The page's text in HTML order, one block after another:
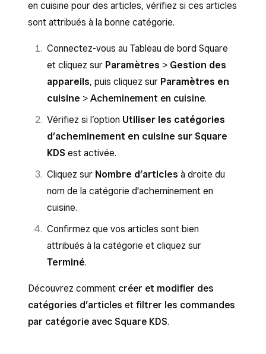
commandes en ligne, en borne de
commande et en traitement différé
est activée.
Assurez-vous que l’option Afficher les
commandes du système de point de
venteest activée.
SélectionnezModifierà côté de Reçoit
des commandes de.
Activez les points de vente qui envoient
des commandes à ce système d’affichage
en cuisine.
Cliquez sur
commandes en ligne, en borne de
est activée.
Assurez-vous que l’option Afficher les
commandes du système de point de
venteest activée.
Touchez Modifierà côté de Reçoit des
commandes de.
des commandes à ce système d’affichage
en cuisine.
en cuisine pour des articles, vérifiez si ces articles
sont attribués à la bonne catégorie.
Connectez-vous au Tableau de bord Square
et cliquez sur Paramètres > Gestion des
appareils, puis cliquez sur Paramètres en
cuisine > Acheminement en cuisine.
Vérifiez si l’option Utiliser les catégories
d’acheminement en cuisine sur Square
KDS est activée.
Cliquez sur Nombre d’articles à droite du
nom de la catégorie d'acheminement en
cuisine.
Confirmez que vos articles sont bien
attribués à la catégorie et cliquez sur
Terminé.
Découvrez comment créer et modifier des
catégories d’articles et filtrer les commandes
par catégorie avec Square KDS.